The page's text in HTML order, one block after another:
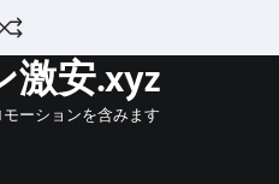
激安.xyz
ーションを含みます